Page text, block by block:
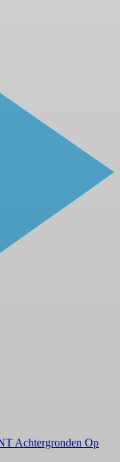
Achtergronden Op